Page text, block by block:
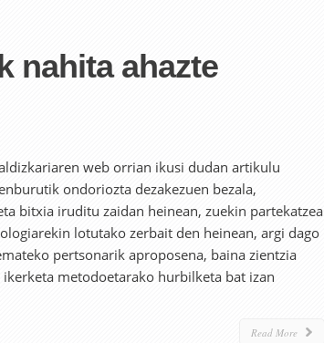
nahita ahazte
web orrian ikusi dudan artikulu
ondoriozta dezakezuen bezala,
bitxia iruditu zaidan heinean, zuekin partekatzea
lotutako zerbait den heinean, argi dago
pertsonarik aproposena, baina zientzia
metodoetarako hurbilketa bat izan
Read More